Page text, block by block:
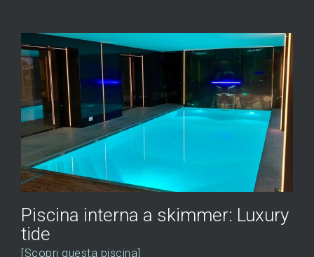
Piscina interna a skimmer: Luxury
tide
[Scopri questa piscina]